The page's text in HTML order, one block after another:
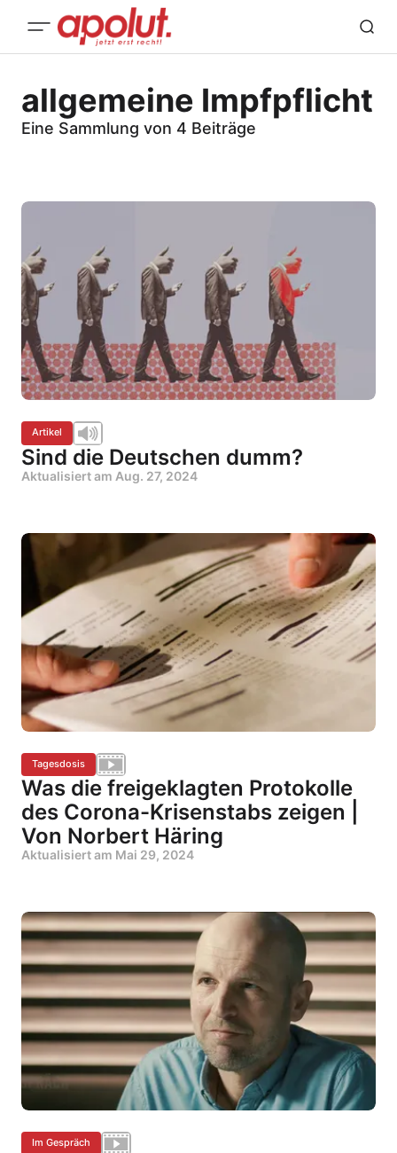
allgemeine Impfpflicht
Eine Sammlung von 4 Beiträge
Artikel
Sind die Deutschen dumm?
Aktualisiert am Aug. 27, 2024
Tagesdosis
Was die freigeklagten Protokolle
des Corona-Krisenstabs zeigen |
Von Norbert Häring
Aktualisiert am Mai 29, 2024
Im Gespräch